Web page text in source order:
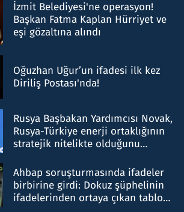
İzmit Belediyesi'ne operasyon!
Başkan Fatma Kaplan Hürriyet ve
eşi gözaltına alındı
Oğuzhan Uğur’un ifadesi ilk kez
Diriliş Postası'nda!
Rusya Başbakan Yardımcısı Novak,
Rusya-Türkiye enerji ortaklığının
stratejik nitelikte olduğunu
Ahbap soruşturmasında ifadeler
birbirine girdi: Dokuz şüphelinin
ifadelerinden ortaya çıkan tablo